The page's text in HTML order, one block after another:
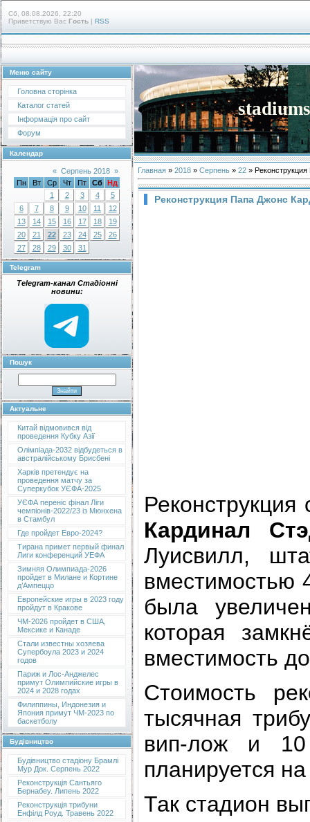
Сб, 08.08.2026, 22:20
Приветствую Вас Гость | RSS
Меню сайту
Головна сторінка
Каталог статей
Інформація про сайт
Форум
Календар
« Серпень 2018 »
Пн
Вт Ср Чт Пт Сб Нд
1
2 3 4
5
6
7 8 9 10 11
12
13
14 15 16 17 18
19
20
21 22 23 24 25
26
27
28 29 30 31
Telegram
Telegram-канал Стадіонні
новини:
Пошук
Актуальне
Китай відмовився від
проведення Кубку Азії
Олімпіада-2032 відбудеться в
австралійському Брисбені
Харків претендує на
проведення матчу за
Суперкубок УЄФА-2025
УЄФА переніс фінал Ліги
чемпіонів-2022/23 із Мюнхена
в Стамбул
Где пройдет Евро-2024?
Тирана примет первый финал
Лиги конференций УЕФА
Зимняя Олимпиада-2026
пройдет в Милане и Кортине
д’Ампеццо
Европейские игры в 2023 году
пройдут в Кракове
ЧМ-2026 пройдет в США,
Мексике и Канаде
Стали известны хозяева
Супербоула 2023 и 2024
годов
Париж и Лос-Анджелес
примут Олимпийские игры в
2024 и 2028 годах
Филиппины, Индонезия и
Япония примут ЧМ-2023 по
баскетболу
Будівництво
Будівництво стадіону Брамлі
Мур Док. Серпень 2022
Реконструкція Сантьяго
Бернабеу. Липень 2022
Реконструкція трибуни
Енфілд Роуд. Травень 2022
Главная » 2018 » Серпень » 22 »
Реконструкция Папа Джонс
Кардинал
Луисвилл,
вместимостью
была
которая
вместимость
Стоимость
тысячная
вип-лож и 10
планируется
Так стадион